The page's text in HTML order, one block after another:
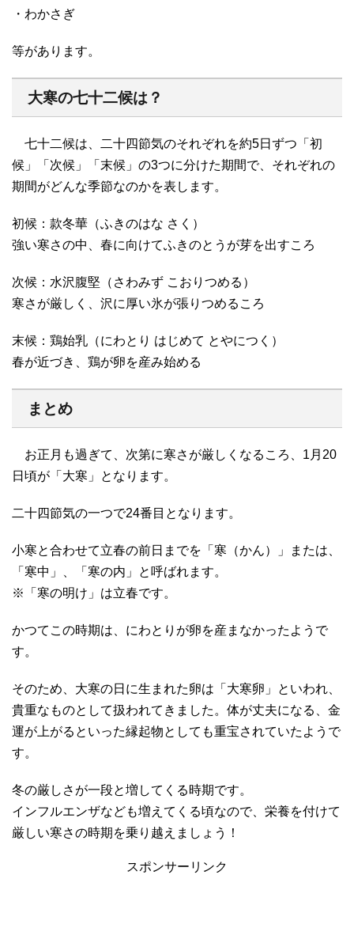
・わかさぎ
等があります。
大寒の七十二候は？
七十二候は、二十四節気のそれぞれを約5日ずつ「初
候」「次候」「末候」の3つに分けた期間で、それぞれの
期間がどんな季節なのかを表します。
初候：款冬華（ふきのはな さく）
強い寒さの中、春に向けてふきのとうが芽を出すころ
次候：水沢腹堅（さわみず こおりつめる）
寒さが厳しく、沢に厚い氷が張りつめるころ
末候：鶏始乳（にわとり はじめて とやにつく）
春が近づき、鶏が卵を産み始める
まとめ
お正月も過ぎて、次第に寒さが厳しくなるころ、1月20
日頃が「大寒」となります。
二十四節気の一つで24番目となります。
小寒と合わせて立春の前日までを「寒（かん）」または、
「寒中」、「寒の内」と呼ばれます。
※「寒の明け」は立春です。
かつてこの時期は、にわとりが卵を産まなかったようで
す。
そのため、大寒の日に生まれた卵は「大寒卵」といわれ、
貴重なものとして扱われてきました。体が丈夫になる、金
運が上がるといった縁起物としても重宝されていたようで
す。
冬の厳しさが一段と増してくる時期です。
インフルエンザなども増えてくる頃なので、栄養を付けて
厳しい寒さの時期を乗り越えましょう！
スポンサーリンク